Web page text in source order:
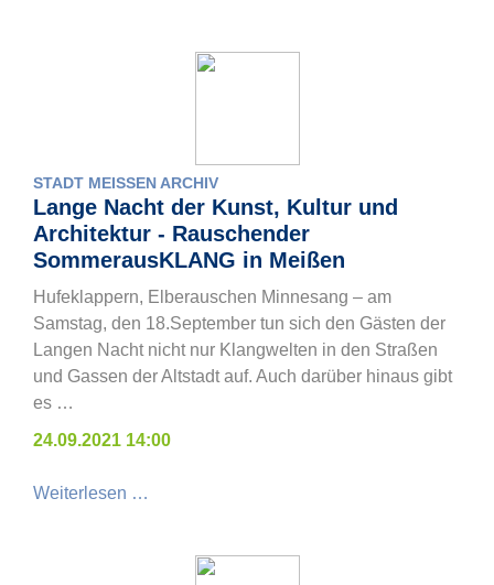
STADT MEISSEN ARCHIV
Lange Nacht der Kunst, Kultur und
Architektur - Rauschender
SommerausKLANG in Meißen
Hufeklappern, Elberauschen Minnesang – am
Samstag, den 18.September tun sich den Gästen der
Langen Nacht nicht nur Klangwelten in den Straßen
und Gassen der Altstadt auf. Auch darüber hinaus gibt
es …
24.09.2021 14:00
Weiterlesen …